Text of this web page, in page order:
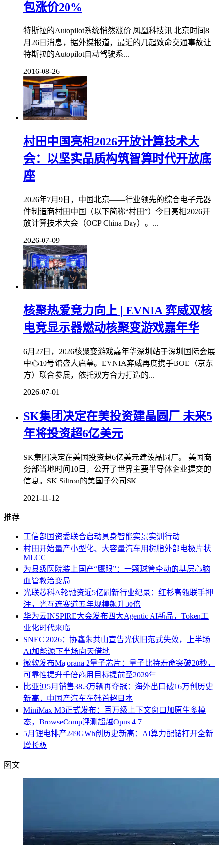
包涨价20%
特斯拉的Autopilot系统悄然涨价 凤凰科技讯 北京时间8
月26日消息，据外媒报道，最近的几起致命交通事故让
特斯拉的Autopilot自动驾驶系...
2016-08-26
村田中国亮相2026开放计算技术大
会：以坚实品质构筑智算时代开放底
座
2026年7月9日，中国北京——行业领先的综合电子元器
件制造商村田中国（以下简称“村田”）今日亮相2026开
放计算技术大会（OCP China Day）。...
2026-07-09
核聚热爱竞力向上 | EVNIA 弈威双核
电竞显示器燃动核聚变游戏嘉年华
6月27日，2026核聚变游戏嘉年华深圳站于深圳国际会展
中心10号馆盛大启幕。EVNIA弈威再度携手BOE（京东
方）联合参展，依托双方合力打造的...
2026-07-01
SK集团决定在美投资建晶圆厂 未来5
年将投资超6亿美元
SK集团决定在美国投资超6亿美元建设晶圆厂。 美国商
务部当地时间10日，公开了世界主要半导体企业提交的
信息。SK Siltron的美国子公司SK ...
2021-11-12
推荐
工信部国资委联合启动具身智能实景实训行动
村田开始量产小型化、大容量汽车用树脂外部电极片状
MLCC
为县级医院装上国产“鹰眼”：一颗球管牵动的基层心脑
血管救治变局
光联芯科A轮融资近5亿刷新行业纪录：红杉高瓴联手押
注，光互连赛道五年规模飙升30倍
华为云INSPIRE大会发布四大Agentic AI新品，Token工
业化时代来临
SNEC 2026：协鑫朱共山宣告光伏旧范式失效，上半场
AI加能源下半场向天借地
微软发布Majorana 2量子芯片：量子比特寿命突破20秒，
可靠性提升千倍商用目标提前至2029年
比亚迪5月销售38.3万辆再夺冠：海外出口破16万创历史
新高，中国产汽车在韩首超日本
MiniMax M3正式发布：百万级上下文窗口加原生多模
态，BrowseComp评测超越Opus 4.7
5月锂电排产249GWh创历史新高：AI算力配储打开全新
增长极
图文